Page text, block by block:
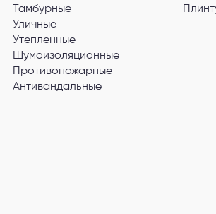
Тамбурные
Уличные
Утепленные
Шумоизоляционные
Противопожарные
Антивандальные